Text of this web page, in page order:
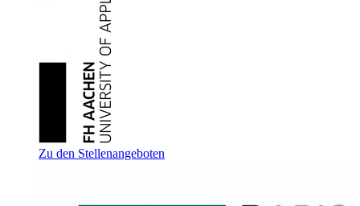
Zu den Stellenangeboten